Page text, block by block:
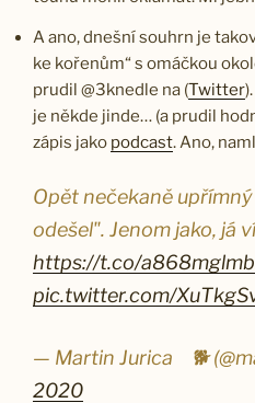
A ano, dnešní souhrn je
ke kořenům“ s omáčkou
prudil @3knedle na (Twitter
je někde jinde… (a prudil
zápis jako podcast. Ano,
Opět nečekaně
odešel". Jenom jako, já
https://t.co/
pic.twitter.com/
— Martin Jurica ​ ​ ​ 🐕
2020